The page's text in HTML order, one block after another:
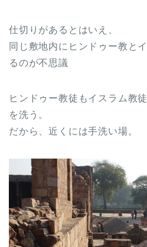
仕切りがあるとはいえ、
同じ敷地内にヒンドゥー教と
るのが不思議
ヒンドゥー教徒もイスラム教
を洗う。
だから、近くには手洗い場。